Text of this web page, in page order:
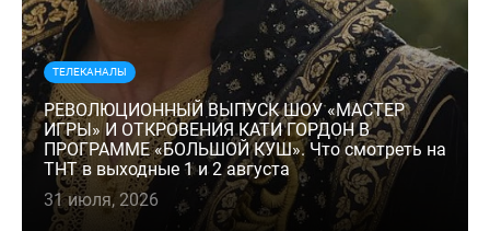
ТЕЛЕКАНАЛЫ
РЕВОЛЮЦИОННЫЙ ВЫПУСК ШОУ «МАСТЕР
ИГРЫ» И ОТКРОВЕНИЯ КАТИ ГОРДОН В
ПРОГРАММЕ «БОЛЬШОЙ КУШ». Что смотреть на
ТНТ в выходные 1 и 2 августа
31 июля, 2026